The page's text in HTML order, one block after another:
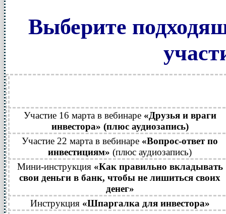
Выберите
Участие 16 марта в вебинаре«Друзья и враги
инвестора» (плюс аудиозапись)
Участие 22 марта в вебинаре «Вопрос-ответ по
инвестициям» (плюс аудиозапись)
Мини-инструкция «Как правильно вкладывать
свои деньги в банк, чтобы не лишиться своих
денег»
Инструкция «Шпаргалка для инвестора»